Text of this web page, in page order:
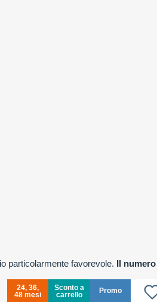
particolarmente favorevole. Il
24, 36,
48 mesi
Sconto a
carrello
Promo